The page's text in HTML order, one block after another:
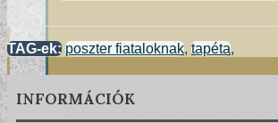
TAG-ek: poszter fiataloknak, tapéta,
INFORMÁCIÓK